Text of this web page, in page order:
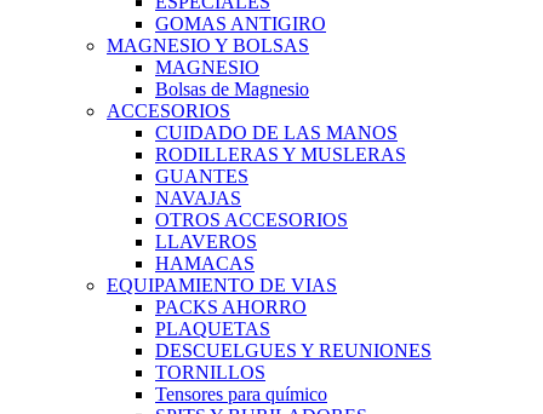
GOMAS ANTIGIRO
MAGNESIO Y BOLSAS
MAGNESIO
Bolsas de Magnesio
ACCESORIOS
CUIDADO DE LAS MANOS
RODILLERAS Y MUSLERAS
GUANTES
NAVAJAS
OTROS ACCESORIOS
LLAVEROS
HAMACAS
EQUIPAMIENTO DE VIAS
PACKS AHORRO
PLAQUETAS
DESCUELGUES Y REUNIONES
TORNILLOS
Tensores para químico